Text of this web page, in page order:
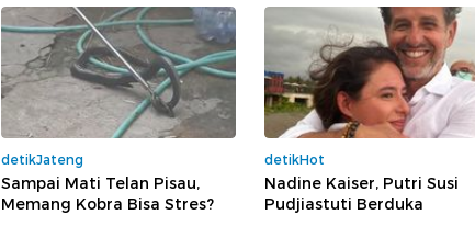
detikJateng
Sampai Mati Telan Pisau,
Memang Kobra Bisa Stres?
detikHot
Nadine Kaiser, Putri Susi
Pudjiastuti Berduka